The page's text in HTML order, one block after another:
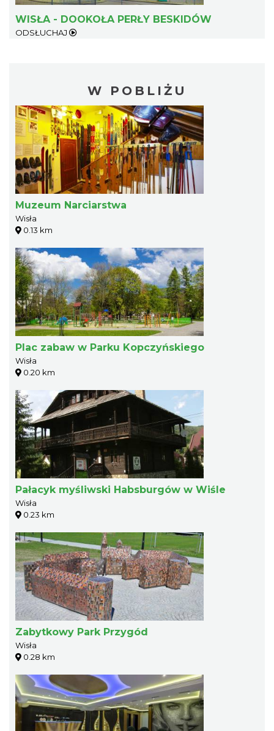
WISŁA - DOOKOŁA PERŁY BESKIDÓW
ODSŁUCHAJ
W POBLIŻU
Muzeum Narciarstwa
Wisła
0.13 km
Plac zabaw w Parku Kopczyńskiego
Wisła
0.20 km
Pałacyk myśliwski Habsburgów w Wiśle
Wisła
0.23 km
Zabytkowy Park Przygód
Wisła
0.28 km